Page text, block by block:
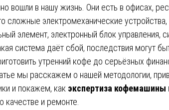
вошли в нашу жизнь. Они есть в офисах,
сложные электромеханические
элемент, электронный блок управления,
система даёт сбой, последствия могут
утренний кофе до серьёзных
мы расскажем о нашей методологии,
и покажем, как экспертиза кофемашины
качестве и ремонте.